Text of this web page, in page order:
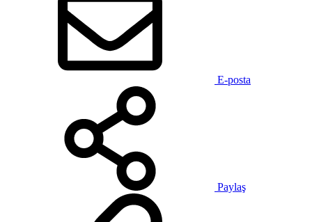
E-posta
Paylaş